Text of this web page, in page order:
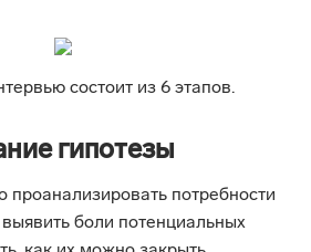
состоит из 6 этапов.
гипотезы
проанализировать потребности
боли потенциальных